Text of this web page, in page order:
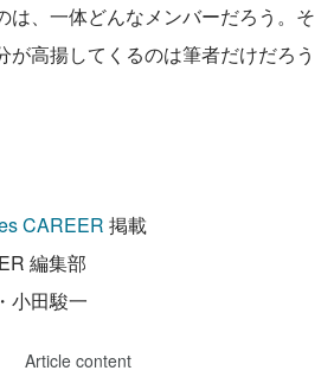
は、一体どんなメンバーだろう。そ
が高揚してくるのは筆者だけだろう
CAREER 掲載
編集部
小田駿一